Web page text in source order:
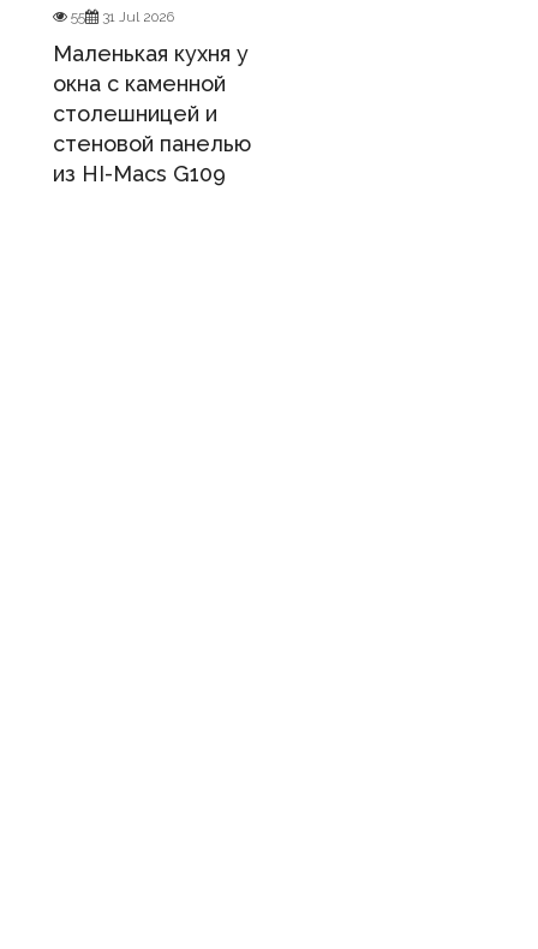
55 31 Jul 2026
Маленькая кухня у
окна с каменной
столешницей и
стеновой панелью
из HI-Macs G109